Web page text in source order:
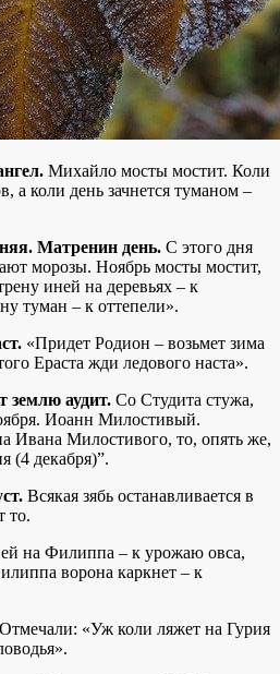
Михайло мосты мостит. Коли
а коли день зачнется туманом –
Матренин день. С этого дня
морозы. Ноябрь мосты мостит,
иней на деревьях – к
туман – к оттепели».
«Придет Родион – возьмет зима
Ераста жди ледового наста».
землю аудит. Со Студита стужа,
Иоанн Милостивый.
Ивана Милостивого, то, опять же,
(4 декабря)”.
Всякая зябь останавливается в
то.
на Филиппа – к урожаю овса,
ворона каркнет – к
Отмечали: «Уж коли ляжет на Гурия